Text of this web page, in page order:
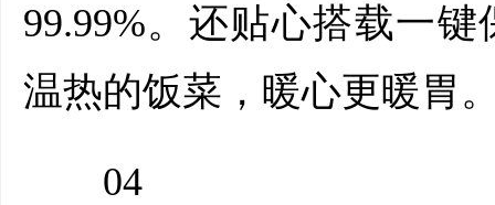
99.99%。还贴心搭载一
温热的饭菜，暖心更暖胃
04